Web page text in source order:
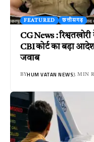
FEATURED छत्तीसगढ़
CG News :
CBI कोर्ट का बड़ा
जवाब
BYHUM VATAN NEWS3 MIN